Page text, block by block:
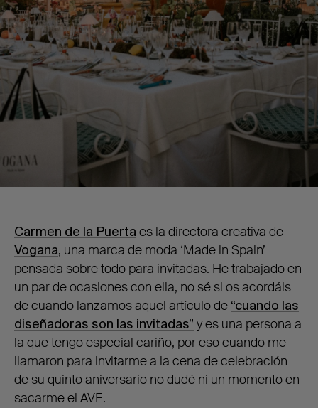
Carmen de la Puerta es la directora creativa de
Vogana, una marca de moda ‘Made in Spain’
pensada sobre todo para invitadas. He trabajado en
un par de ocasiones con ella, no sé si os acordáis
de cuando lanzamos aquel artículo de “cuando las
diseñadoras son las invitadas” y es una persona a
la que tengo especial cariño, por eso cuando me
llamaron para invitarme a la cena de celebración
de su quinto aniversario no dudé ni un momento en
sacarme el AVE.